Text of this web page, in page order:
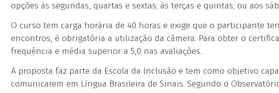
opções às segundas, quartas e sextas; às terças e quintas; ou aos
O curso tem carga horária de 40 horas e exige que o participante
encontros, é obrigatória a utilização da câmera. Para obter o
frequência e média superior a 5,0 nas avaliações.
A proposta faz parte da Escola da Inclusão e tem como objetivo
comunicarem em Língua Brasileira de Sinais. Segundo o